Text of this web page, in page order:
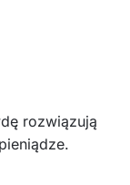
rozwiązują